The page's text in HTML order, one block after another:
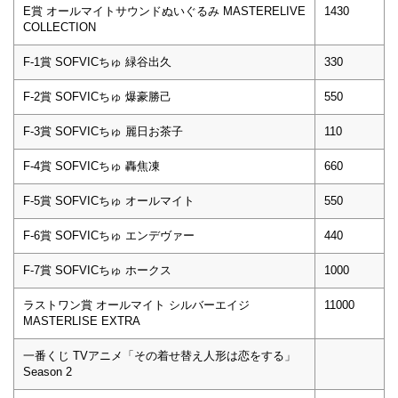
E賞 オールマイトサウンドぬいぐるみ MASTERELIVE
COLLECTION
1430
F-1賞 SOFVICちゅ 緑谷出久 330
F-2賞 SOFVICちゅ 爆豪勝己 550
F-3賞 SOFVICちゅ 麗日お茶子 110
F-4賞 SOFVICちゅ 轟焦凍 660
F-5賞 SOFVICちゅ オールマイト 550
F-6賞 SOFVICちゅ エンデヴァー 440
F-7賞 SOFVICちゅ ホークス 1000
ラストワン賞 オールマイト シルバーエイジ
MASTERLISE EXTRA
11000
一番くじ TVアニメ「その着せ替え人形は恋をする」
Season 2